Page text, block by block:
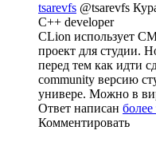
tsarevfs @tsarevfs
C++ developer
CLion использует
проект для студии.
перед тем как идти
community версию
универе. Можно в
Ответ написан более
Комментировать